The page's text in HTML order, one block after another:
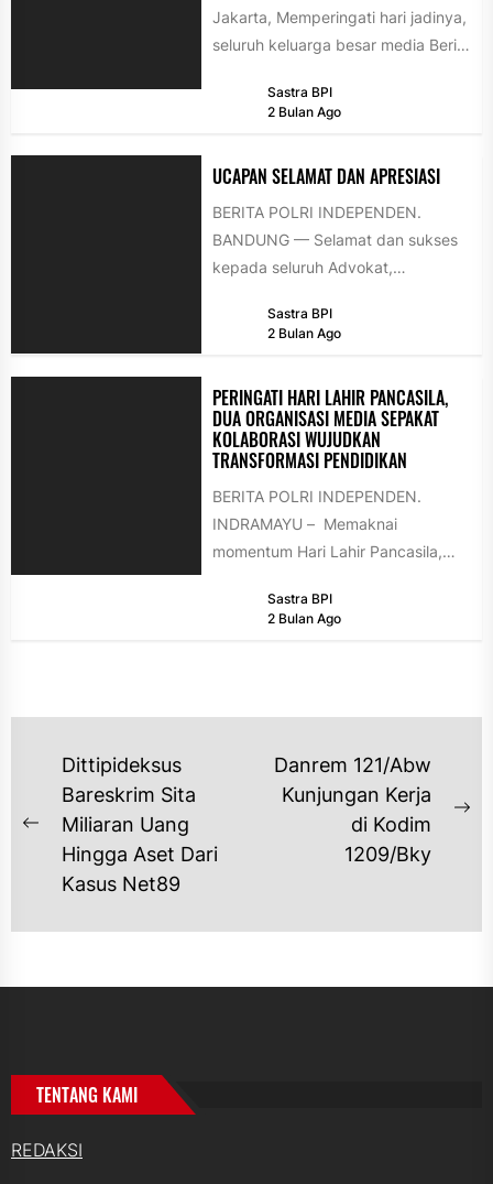
Jakarta, Memperingati hari jadinya,
seluruh keluarga besar media Berita
pernyataan resmi terkait
Sastra BPI
2 Bulan Ago
UCAPAN SELAMAT DAN APRESIASI
BERITA POLRI INDEPENDEN.
BANDUNG — Selamat dan sukses
kepada seluruh Advokat,
Indonesia Raya (PADIRAYA) yang
Sastra BPI
2 Bulan Ago
PERINGATI HARI LAHIR PANCASILA,
DUA ORGANISASI MEDIA SEPAKAT
KOLABORASI WUJUDKAN
TRANSFORMASI PENDIDIKAN
BERITA POLRI INDEPENDEN.
INDRAMAYU – Memaknai
momentum Hari Lahir Pancasila,
nasional, Tokoh Indonesia dan
Sastra BPI
2 Bulan Ago
NAVIGASI
POS
Previous
post:
Dittipideksus
Bareskrim Sita
Miliaran Uang
Hingga Aset Dari
Kasus Net89
Danrem 121/Abw
Kunjungan Kerja
di Kodim
1209/Bky
TENTANG KAMI
REDAKSI